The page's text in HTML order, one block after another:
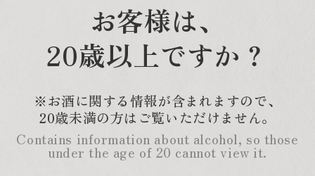
お客様は、
20歳以上ですか？
※お酒に関する情報が含まれますので、
20歳未満の方はご覧いただけません。
Contains information about alcohol, so those
under the age of 20 cannot view it.